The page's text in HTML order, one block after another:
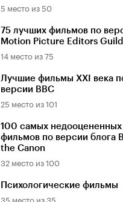
5 место из50
75 лучших фильмов по
Motion Picture Editors Guild
14 место из75
Лучшие фильмы XXI века
версии BBC
25 место из101
100 самых недооцененных
фильмов по версии блога
the Canon
32 место из100
Психологические фильмы
35 место из35